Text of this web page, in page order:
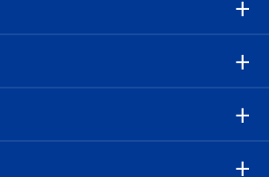
ル
崎おもてなしガイド
ンクラブ）
ート
プ
せ